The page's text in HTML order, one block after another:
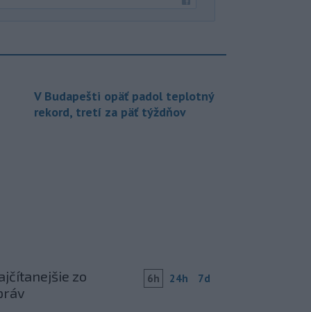
V Budapešti opäť padol teplotný
rekord, tretí za päť týždňov
zo
6h 24h 7d